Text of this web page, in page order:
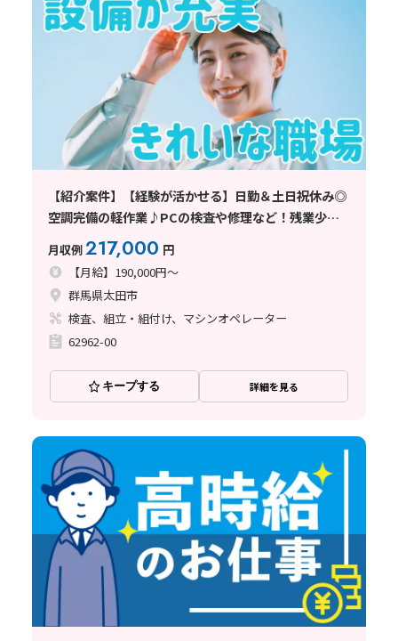
【紹介案件】【経験が活かせる】日勤＆土日祝休み◎
空調完備の軽作業♪PCの検査や修理など！残業少な
月収例217,000 円
【月給】190,000円～
群馬県太田市
検査、組立・組付け、マシンオペレーター
62962-00
キープする 詳細を見る